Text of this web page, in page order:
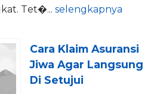
Tеt�... selengkapnya
Cara Klaim Asuransi
Jiwa Agar Langsung
Di Setujui